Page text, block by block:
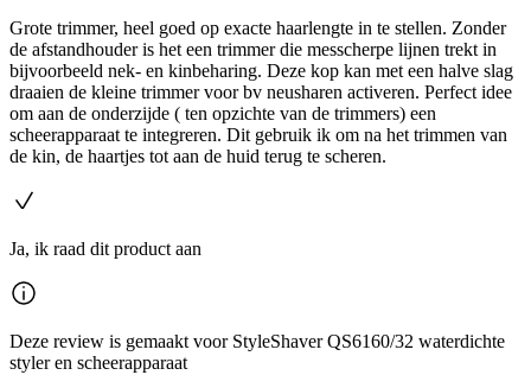
Grote trimmer, heel goed op exacte haarlengte in te stellen. Zonder
de afstandhouder is het een trimmer die messcherpe lijnen trekt in
bijvoorbeeld nek- en kinbeharing. Deze kop kan met een halve slag
draaien de kleine trimmer voor bv neusharen activeren. Perfect idee
om aan de onderzijde ( ten opzichte van de trimmers) een
scheerapparaat te integreren. Dit gebruik ik om na het trimmen van
de kin, de haartjes tot aan de huid terug te scheren.
Ja, ik raad dit product aan
Deze review is gemaakt voor StyleShaver QS6160/32 waterdichte
styler en scheerapparaat